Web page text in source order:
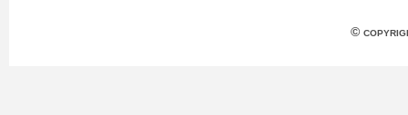
©